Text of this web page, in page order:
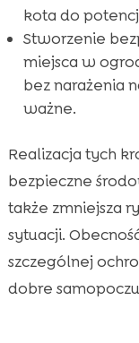
kota do
Stworzenie
miejsca w
bez narażenia
ważne.
Realizacja tych
bezpieczne
także zmniejsza
sytuacji.
szczególnej
dobre